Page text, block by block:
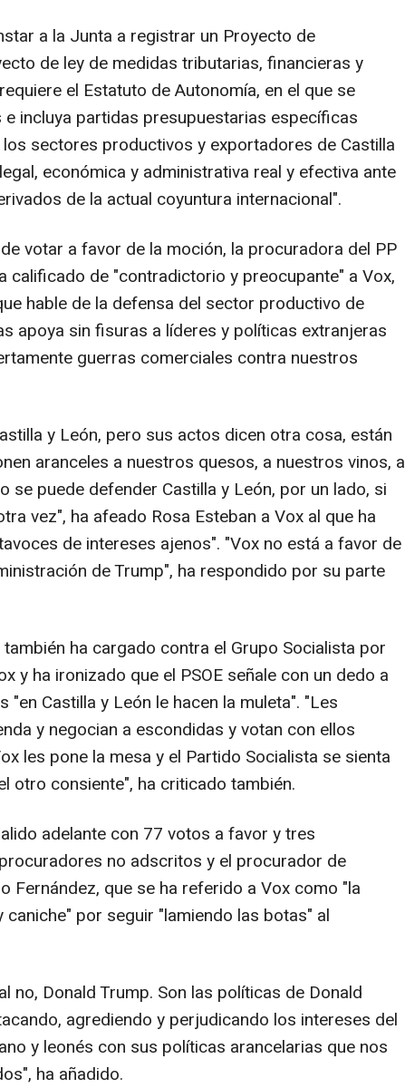
a la Junta a registrar un Proyecto de
de ley de medidas tributarias, financieras y
el Estatuto de Autonomía, en el que se
incluya partidas presupuestarias específicas
sectores productivos y exportadores de Castilla
económica y administrativa real y efectiva ante
de la actual coyuntura internacional".
votar a favor de la moción, la procuradora del PP
calificado de "contradictorio y preocupante" a Vox,
hable de la defensa del sector productivo de
apoya sin fisuras a líderes y políticas extranjeras
guerras comerciales contra nuestros
y León, pero sus actos dicen otra cosa, están
aranceles a nuestros quesos, a nuestros vinos, a
se puede defender Castilla y León, por un lado, si
vez", ha afeado Rosa Esteban a Vox al que ha
de intereses ajenos". "Vox no está a favor de
de Trump", ha respondido por su parte
ha cargado contra el Grupo Socialista por
y ha ironizado que el PSOE señale con un dedo a
"en Castilla y León le hacen la muleta". "Les
y negocian a escondidas y votan con ellos
les pone la mesa y el Partido Socialista se sienta
otro consiente", ha criticado también.
adelante con 77 votos a favor y tres
no adscritos y el procurador de
Fernández, que se ha referido a Vox como "la
por seguir "lamiendo las botas" al
no, Donald Trump. Son las políticas de Donald
agrediendo y perjudicando los intereses del
y leonés con sus políticas arancelarias que nos
ha añadido.